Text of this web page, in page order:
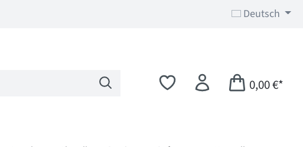
Deutsch
0,00 €*